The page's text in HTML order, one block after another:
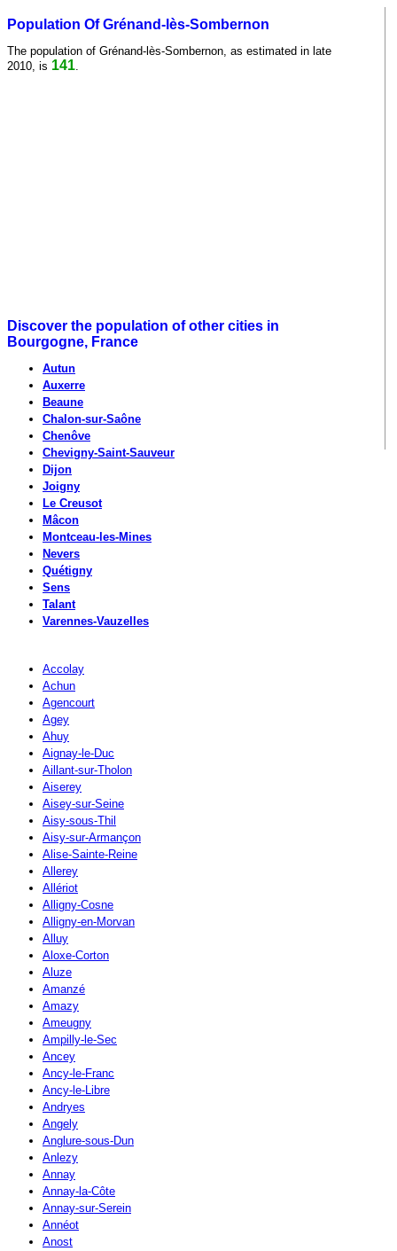
Population Of Grénand-lès-Sombernon
The population of Grénand-lès-Sombernon, as estimated in late
2010, is 141
Discover the population of other cities in
Bourgogne, France
Autun
Auxerre
Beaune
Chalon-sur-Saône
Chenôve
Chevigny-Saint-Sauveur
Dijon
Joigny
Le Creusot
Mâcon
Montceau-les-Mines
Nevers
Quétigny
Sens
Talant
Varennes-Vauzelles
Accolay
Achun
Agencourt
Agey
Ahuy
Aignay-le-Duc
Aillant-sur-Tholon
Aiserey
Aisey-sur-Seine
Aisy-sous-Thil
Aisy-sur-Armançon
Alise-Sainte-Reine
Allerey
Allériot
Alligny-Cosne
Alligny-en-Morvan
Alluy
Aloxe-Corton
Aluze
Amanzé
Amazy
Ameugny
Ampilly-le-Sec
Ancey
Ancy-le-Franc
Ancy-le-Libre
Andryes
Angely
Anglure-sous-Dun
Anlezy
Annay
Annay-la-Côte
Annay-sur-Serein
Annéot
Anost